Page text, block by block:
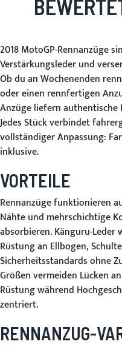
2018 MotoGP-Rennanzüge
Verstärkungsleder und
Ob du an Wochenenden
oder einen rennfertigen
Anzüge liefern authentische
Jedes Stück verbindet
vollständiger Anpassung:
inklusive.
VORTEILE
Rennanzüge funktionieren
Nähte und mehrschichtige
absorbieren. Känguru-Leder
Rüstung an Ellbogen,
Sicherheitsstandards ohne
Größen vermeiden Lücken
Rüstung während
zentriert.
RENNANZUG-